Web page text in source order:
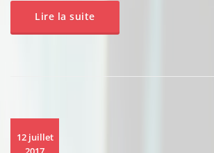
Lire la suite
12 juillet